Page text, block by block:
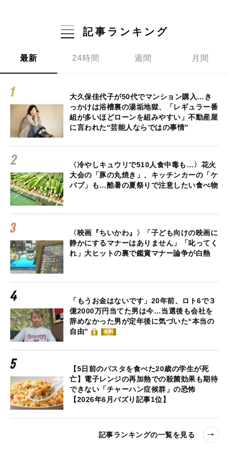
記事ランキング
最新 24時間 週間 月間
大久保佳代子が50代でマンション購入…き
っかけは浴槽裏の湯垢地獄、「レギュラー番
組が多いほどローンを組みやすい」不動産屋
に言われた“芸能人ならではの事情”
〈冷やしキュウリで510人食中毒も…〉花火
大会の「豚の丸焼き」、キッチンカーの「ケ
バブ」も…酷暑の夏祭りで注意したい食べ物
〈映画『ちいかわ』〉「子ども向けの映画に
静かにするマナーはありません」「叱ってく
れ」大ヒットの裏で鑑賞マナー論争が白熱
「もうお金はないです」20年前、ロト6で３
億2000万円当てた男は今…当選後も会社を
辞めなかった男が定年後に気づいた“本当の
自由”
有料
【5日前のパスタを食べた20歳の学生が死
亡】電子レンジの再加熱での殺菌効果も期待
できない「チャーハン症候群」の恐怖
【2026年6月バズり記事1位】
記事ランキングの一覧を見る